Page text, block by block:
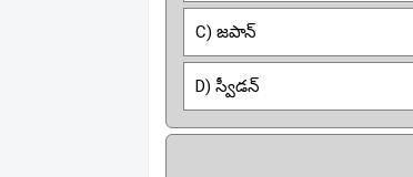
C) జపాన్
D) స్వీడన్